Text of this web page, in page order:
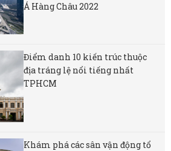
Á Hàng Châu 2022
Điểm danh 10 kiến trúc thuộc
địa tráng lệ nổi tiếng nhất
TPHCM
Khám phá các sân vận động tổ